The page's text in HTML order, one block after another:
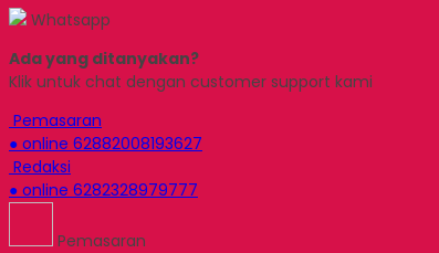
Whatsapp
Ada yang ditanyakan?
Klik untuk chat dengan customer support kami
Pemasaran
● online 62882008193627
Redaksi
● online 6282328979777
Pemasaran